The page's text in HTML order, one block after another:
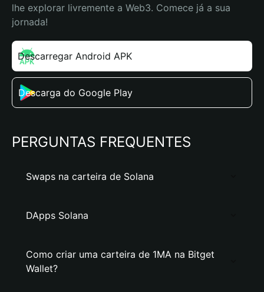
lhe explorar livremente a Web3. Comece já a sua
jornada!
Descarregar Android APK
Descarga do Google Play
PERGUNTAS FREQUENTES
Swaps na carteira de Solana
DApps Solana
Como criar uma carteira de 1MA na Bitget
Wallet?